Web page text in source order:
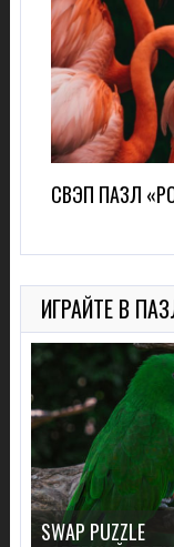
ИГРАЙТЕ В
SWAP PUZZLE
СВЭП ПАЗЛ